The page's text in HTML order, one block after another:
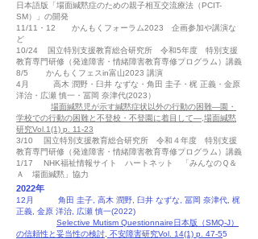
日本語版「場面緘黙症のための親子相互交流療法（PCIT-
SM）」の開発
11/11・12 かんもくフォーラム2023 企画参加や講演​な
ど
10/24 国 立特別支援教育総合研究所 令和5年度 特別支援
教育専門研修（発達障害・情緒障害教育専修プログラム）講義
8/5
かんもくフェスin富山2023 講演
4月
高木 潤野・臼井 なずな・角田 圭子・梶 正義・金原
洋治・広瀬 慎一・冨岡 奈津代(2023）
場面緘黙児が示す緘黙症状以外の行動の困難―園・
学校での行動の困難と不登校・不登園に着目して―,場面緘黙
研究Vol.1(1) p. 11-23
3/10 国立特別支援教育総合研究所 令和４年度 特別支援
教育専門研修（発達障害・情緒障害教育専修プログラム）講義
1/17 NHK福祉情報サイト ハートネット 「みんなのＱ＆
Ａ 場面緘黙」協力
2022年
​12月 角田 圭子, 高木 潤野, 臼井 なずな, 冨岡 奈津代, 梶
正義, 金原 洋治, 広瀬 慎一(2022)
Selective Mutism Questionnaire日本版（SMQ-J）
の信頼性と妥当性の検討, 不安障害研究Vol. 14(1) p. 47-55